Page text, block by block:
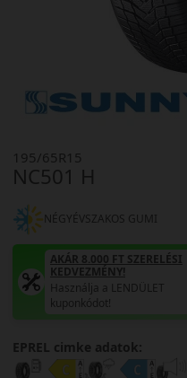
NC501 H
195/65R15
NÉGYÉVSZAKOS GUMI
AKÁR 8.000 FT SZERELÉSI
KEDVEZMÉNY!
Használja a LENDÜLET
kuponkódot!
EPREL cimke adatok: